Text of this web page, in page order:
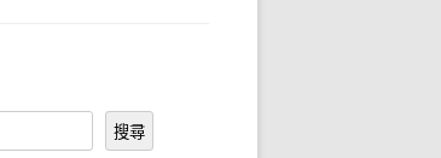
搜尋